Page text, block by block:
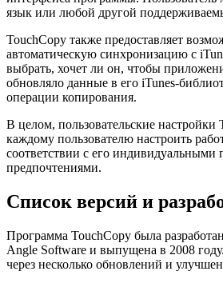
язык или любой другой
TouchCopy также предоставляет
автоматическую синхронизацию с
выбрать, хочет ли он, чтобы
обновляло данные в его iTunes-
операции копирования.
В целом, пользовательские настройки
каждому пользователю настроить
соответствии с его индивидуальными
предпочтениями.
Список версий и
Программа TouchCopy была
Angle Software и выпущена в 2008
через несколько обновлений и